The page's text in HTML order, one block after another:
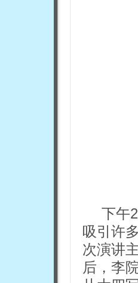
下午
吸引许
次演讲
后，李